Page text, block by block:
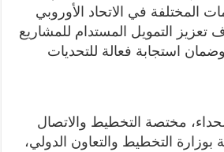
المختلفة في الاتحاد الأوروبي
تعزيز التمويل المستدام للمشاريع
وضمان استجابة فعالة للتحديات
مختصة التخطيط والاتصال
بوزارة التخطيط والتعاون الدولي،